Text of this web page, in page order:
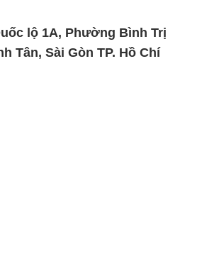
lộ 1A, Phường Bình Trị
Tân, Sài Gòn TP. Hồ Chí